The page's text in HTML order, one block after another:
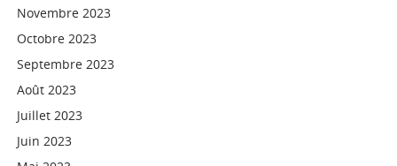
Novembre 2023
Octobre 2023
Septembre 2023
Août 2023
Juillet 2023
Juin 2023